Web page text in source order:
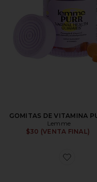
GOMITAS DE VITAMINA
Lemme
$30 (VENTA FINAL)
Favorite